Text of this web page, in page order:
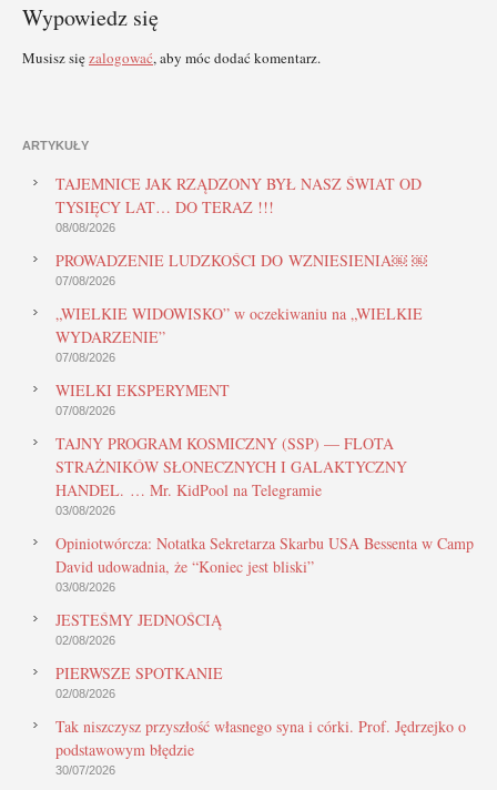
Wypowiedz się
Musisz sięzalogować, aby móc dodać komentarz.
ARTYKUŁY
TAJEMNICE JAK RZĄDZONY BYŁ NASZ ŚWIAT OD
TYSIĘCY LAT… DO TERAZ !!!
08/08/2026
PROWADZENIE LUDZKOŚCI DO WZNIESIENIA￼ ￼
07/08/2026
„WIELKIE WIDOWISKO” w oczekiwaniu na „WIELKIE
WYDARZENIE”
07/08/2026
WIELKI EKSPERYMENT
07/08/2026
TAJNY PROGRAM KOSMICZNY (SSP) — FLOTA
STRAŻNIKÓW SŁONECZNYCH I GALAKTYCZNY
HANDEL. … Mr. KidPool na Telegramie
03/08/2026
Opiniotwórcza: Notatka Sekretarza Skarbu USA Bessenta w Camp
David udowadnia, że “Koniec jest bliski”
03/08/2026
JESTEŚMY JEDNOŚCIĄ
02/08/2026
PIERWSZE SPOTKANIE
02/08/2026
Tak niszczysz przyszłość własnego syna i córki. Prof. Jędrzejko o
podstawowym błędzie
30/07/2026